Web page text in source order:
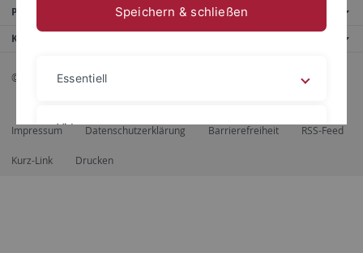
Portale
Kontaktinfo
© 2026 Eberhard Karls Universität Tübingen, Tübingen
Impressum Datenschutzerklärung Barrierefreiheit RSS-Feed
Kurz-Link Drucken
Speichern & schließen
Essentiell
Videos